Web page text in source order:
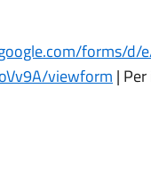
forms/d/
viewform |